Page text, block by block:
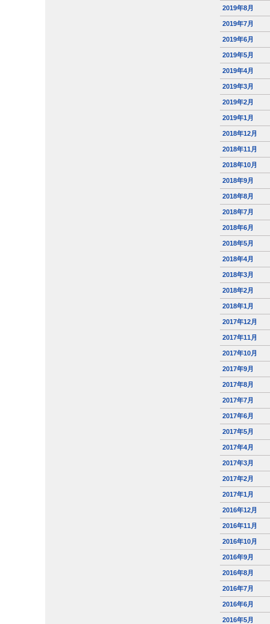
2019年8月
2019年7月
2019年6月
2019年5月
2019年4月
2019年3月
2019年2月
2019年1月
2018年12月
2018年11月
2018年10月
2018年9月
2018年8月
2018年7月
2018年6月
2018年5月
2018年4月
2018年3月
2018年2月
2018年1月
2017年12月
2017年11月
2017年10月
2017年9月
2017年8月
2017年7月
2017年6月
2017年5月
2017年4月
2017年3月
2017年2月
2017年1月
2016年12月
2016年11月
2016年10月
2016年9月
2016年8月
2016年7月
2016年6月
2016年5月